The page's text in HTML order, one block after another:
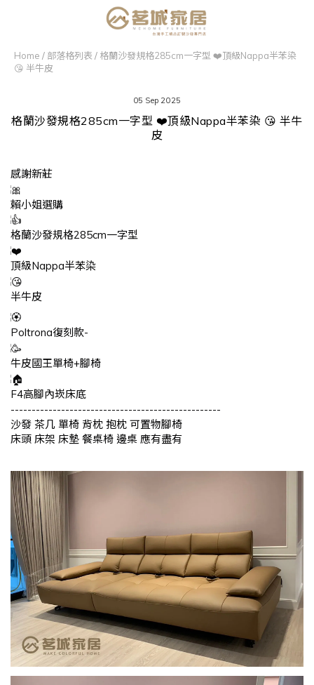
Home / 部落格列表 / 格蘭沙發規格285cm一字型 ❤️頂級Nappa半苯染
😘 半牛皮
05 Sep 2025
格蘭沙發規格285cm一字型 ❤️頂級Nappa半苯染 😘 半牛
皮
感謝新莊
賴小姐選購
格蘭沙發規格285cm一字型
頂級Nappa半苯染
半牛皮
Poltrona復刻款-
牛皮國王單椅+腳椅
F4高腳內崁床底
--------------------------------------------------
沙發 茶几 單椅 背枕 抱枕 可置物腳椅
床頭 床架 床墊 餐桌椅 邊桌 應有盡有